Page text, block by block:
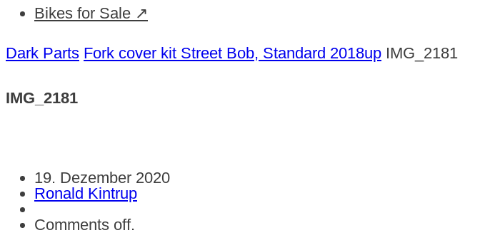
Bikes for Sale ↗
Dark Parts Fork cover kit Street Bob, Standard 2018up IMG_2181
IMG_2181
19. Dezember 2020
Ronald Kintrup
Comments off.